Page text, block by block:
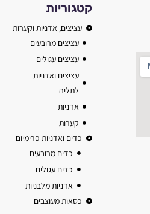
קטגוריות
עציצים, אדניות וקערות
עציצים מרובעים
עציצים עגולים
עציצים ואדניות
לתליה
אדניות
קערות
כדים ואדניות פרימיום
כדים מרובעים
כדים עגולים
אדניות מלבניות
כסאות מעוצבים